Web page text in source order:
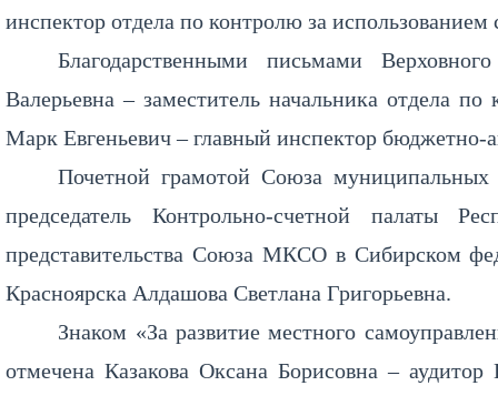
инспектор отдела по контролю за использованием
Благодарственными письмами
Валерьевна – заместитель начальника отдела
Марк Евгеньевич – главный инспектор бюджетно-
Почетной грамотой Союза муниципальных
председатель Контрольно-счетной палаты
представительства Союза МКСО в Сибирском
Красноярска Алдашова Светлана Григорьевна.
Знаком «За развитие местного
отмечена Казакова Оксана Борисовна –